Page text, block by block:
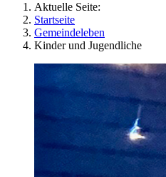
Aktuelle Seite:
Startseite
Gemeindeleben
Kinder und Jugendliche